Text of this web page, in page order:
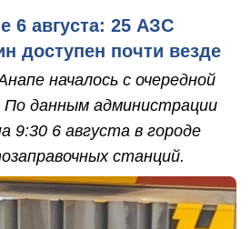
6 августа: 25 АЗС
доступен почти везде
началось с очередной
По данным администрации
9:30 6 августа в городе
станций.